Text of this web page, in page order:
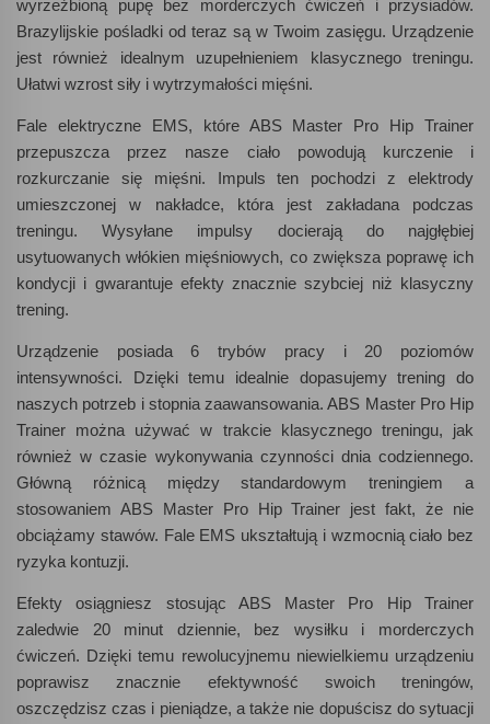
wyrzeźbioną pupę bez morderczych ćwiczeń i przysiadów.
Brazylijskie pośladki od teraz są w Twoim zasięgu. Urządzenie
jest również idealnym uzupełnieniem klasycznego treningu.
Ułatwi wzrost siły i wytrzymałości mięśni.
Fale elektryczne EMS, które ABS Master Pro Hip Trainer
przepuszcza przez nasze ciało powodują kurczenie i
rozkurczanie się mięśni. Impuls ten pochodzi z elektrody
umieszczonej w nakładce, która jest zakładana podczas
treningu. Wysyłane impulsy docierają do najgłębiej
usytuowanych włókien mięśniowych, co zwiększa poprawę ich
kondycji i gwarantuje efekty znacznie szybciej niż klasyczny
trening.
Urządzenie posiada 6 trybów pracy i 20 poziomów
intensywności. Dzięki temu idealnie dopasujemy trening do
naszych potrzeb i stopnia zaawansowania. ABS Master Pro Hip
Trainer można używać w trakcie klasycznego treningu, jak
również w czasie wykonywania czynności dnia codziennego.
Główną różnicą między standardowym treningiem a
stosowaniem ABS Master Pro Hip Trainer jest fakt, że nie
obciążamy stawów. Fale EMS ukształtują i wzmocnią ciało bez
ryzyka kontuzji.
Efekty osiągniesz stosując ABS Master Pro Hip Trainer
zaledwie 20 minut dziennie, bez wysiłku i morderczych
ćwiczeń. Dzięki temu rewolucyjnemu niewielkiemu urządzeniu
poprawisz znacznie efektywność swoich treningów,
oszczędzisz czas i pieniądze, a także nie dopuścisz do sytuacji